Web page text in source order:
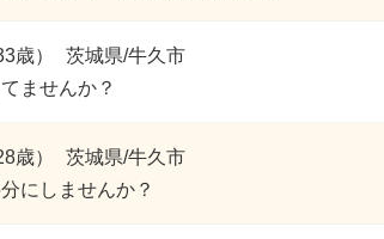
歳）
茨城県/牛久市
ませんか？
歳）
茨城県/牛久市
にしませんか？